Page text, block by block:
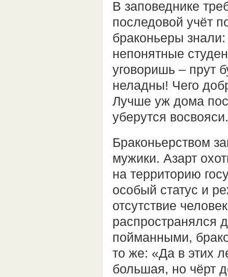
В заповеднике
последовой учёт
браконьеры
непонятные
уговоришь – прут
неладны! Чего
Лучше уж дома
уберутся восвояси.
Браконьерством
мужики. Азарт
на территорию
особый статус и
отсутствие
распространялся
пойманными,
то же: «Да в этих
большая, но чёрт